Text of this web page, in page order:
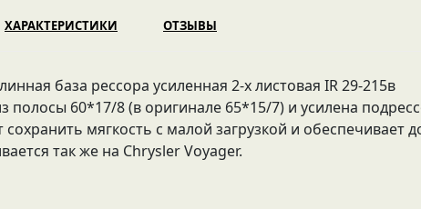
ХАРАКТЕРИСТИКИ ОТЗЫВЫ
база рессора усиленная 2-х листовая IR 29-215в
полосы 60*17/8 (в оригинале 65*15/7) и усилена
сохранить мягкость с малой загрузкой и
так же на Chrysler Voyager.